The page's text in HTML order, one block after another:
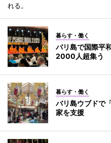
れる。
暮らす・働く
バリ島で国際平
2000人超集う
暮らす・働く
バリ島ウブド
家を支援